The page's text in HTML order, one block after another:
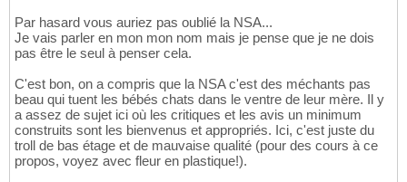
Par hasard vous auriez pas oublié la NSA...
Je vais parler en mon mon nom mais je pense que je ne dois
pas être le seul à penser cela.
C'est bon, on a compris que la NSA c'est des méchants pas
beau qui tuent les bébés chats dans le ventre de leur mère. Il y
a assez de sujet ici où les critiques et les avis un minimum
construits sont les bienvenus et appropriés. Ici, c'est juste du
troll de bas étage et de mauvaise qualité (pour des cours à ce
propos, voyez avec fleur en plastique!).